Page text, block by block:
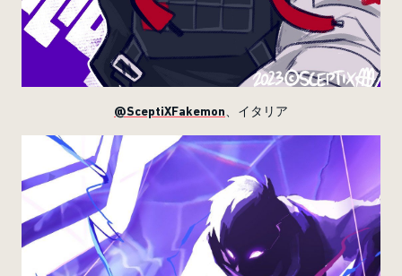
@SceptiXFakemon 、イタリア